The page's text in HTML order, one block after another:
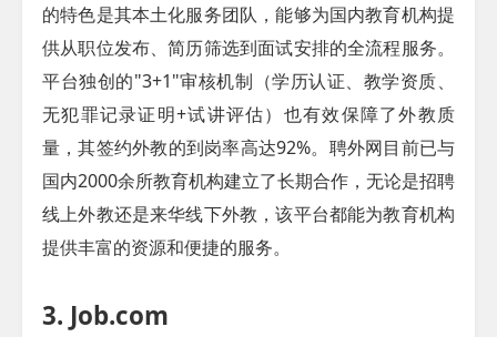
的特色是其本土化服务团队，能够为国内教育机构提
供从职位发布、简历筛选到面试安排的全流程服务。
平台独创的"3+1"审核机制（学历认证、教学资质、
无犯罪记录证明+试讲评估）也有效保障了外教质
量，其签约外教的到岗率高达92%。聘外网目前已与
国内2000余所教育机构建立了长期合作，无论是招聘
线上外教还是来华线下外教，该平台都能为教育机构
提供丰富的资源和便捷的服务。​
3. Job.com